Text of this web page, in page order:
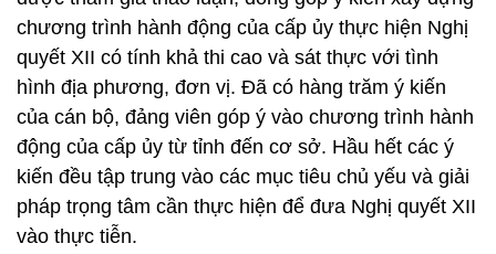
chương trình hành động của cấp ủy thực hiện Nghị
quyết XII có tính khả thi cao và sát thực với tình
hình địa phương, đơn vị. Đã có hàng trăm ý kiến
của cán bộ, đảng viên góp ý vào chương trình hành
động của cấp ủy từ tỉnh đến cơ sở. Hầu hết các ý
kiến đều tập trung vào các mục tiêu chủ yếu và giải
pháp trọng tâm cần thực hiện để đưa Nghị quyết XII
vào thực tiễn.